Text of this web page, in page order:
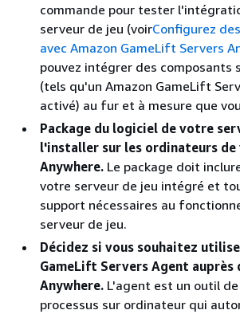
commande pour tester
serveur de jeu (voirConfigurez
avec Amazon GameLift Servers
pouvez intégrer des composants
(tels qu'un Amazon GameLift
activé) au fur et à mesure que
Package du logiciel de votre
l'installer sur les ordinateurs
Anywhere. Le package doit
votre serveur de jeu intégré et
support nécessaires au
serveur de jeu.
Décidez si vous souhaitez
GameLift Servers Agent
Anywhere. L'agent est un outil
processus sur ordinateur qui